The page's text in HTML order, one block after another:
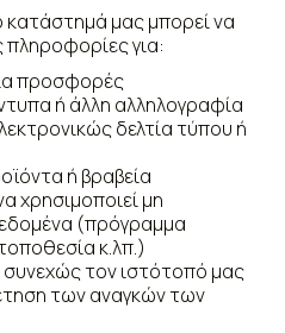
κατάστημά μας μπορεί να
πληροφορίες για:
προσφορές
ή άλλη αλληλογραφία
δελτία τύπου ή
ή βραβεία
χρησιμοποιεί μη
(πρόγραμμα
κ.λπ.)
συνεχώς τον ιστότοπό μας
των αναγκών των